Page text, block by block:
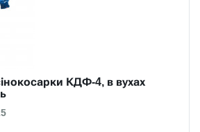
КДФ-4, в вухах